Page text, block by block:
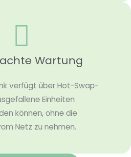
Wartung
verfügt über Hot-Swap-
Einheiten
können, ohne die
Netz zu nehmen.